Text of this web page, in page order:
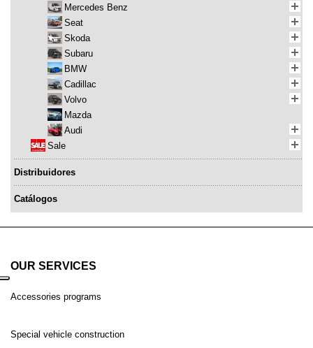
Mercedes Benz
Seat
Skoda
Subaru
BMW
Cadillac
Volvo
Mazda
Audi
Sale
Distribuidores
Catálogos
OUR SERVICES
Accessories programs
Special vehicle construction